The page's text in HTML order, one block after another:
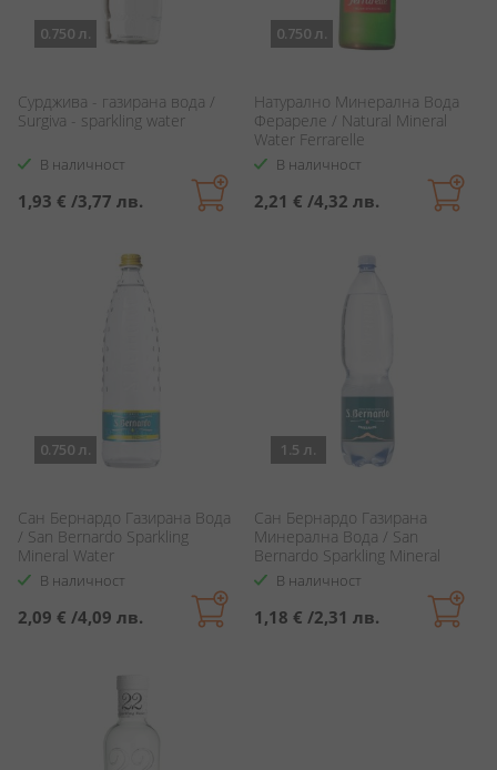
0.750 л.
Сурджива - газирана вода /
Surgiva - sparkling water
В наличност
1,93 € /3,77 лв.
0.750 л.
Натурално Минерална Вода
Ферареле / Natural Mineral
Water Ferrarelle
В наличност
2,21 € /4,32 лв.
0.750 л.
Сан Бернардо Газирана Вода
/ San Bernardo Sparkling
Mineral Water
В наличност
2,09 € /4,09 лв.
1.5 л.
Сан Бернардо Газирана
Минерална Вода / San
Bernardo Sparkling Mineral
WaterВ наличност
1,18 € /2,31 лв.